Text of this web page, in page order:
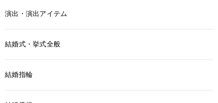
演出・演出アイテム
結婚式・挙式全般
結婚指輪